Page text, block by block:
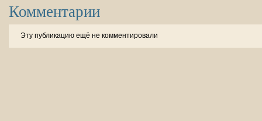
Комментарии
Эту публикацию ещё не комментировали